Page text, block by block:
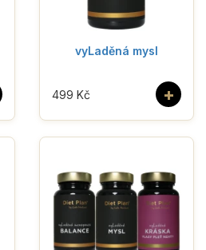
vyLaděná mysl
+
499 Kč